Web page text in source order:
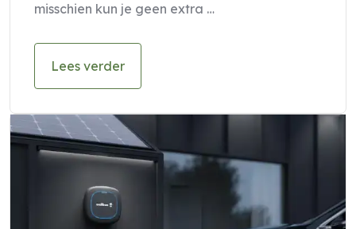
misschien kun je geen extra …
Lees verder